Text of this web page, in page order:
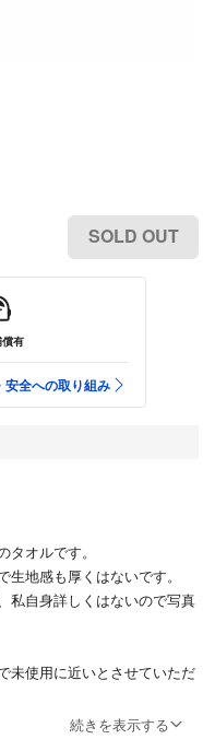
SOLD OUT
有
安全への取り組み
オルです。
地感も厚くはないです。
私自身詳しくはないので写真
未使用に近いとさせていただ
続きを表示する